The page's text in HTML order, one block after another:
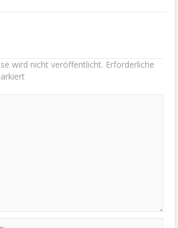
wird nicht veröffentlicht. Erforderliche